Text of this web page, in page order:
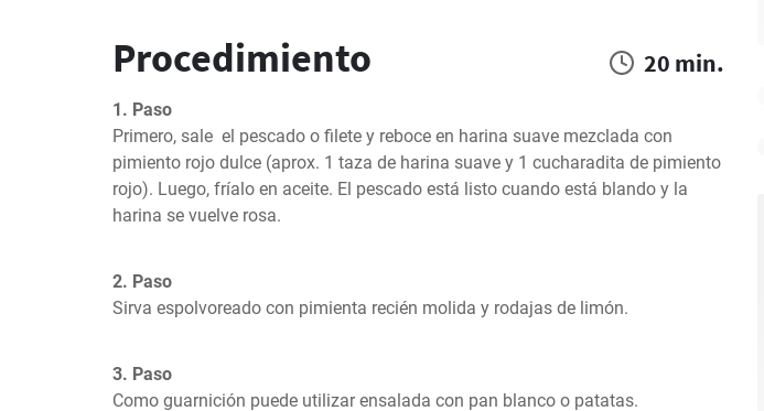
Procedimiento 20 min.
1. Paso
Primero, sale  el pescado o filete y reboce en harina suave mezclada con
pimiento rojo dulce (aprox. 1 taza de harina suave y 1 cucharadita de pimiento
rojo). Luego, fríalo en aceite. El pescado está listo cuando está blando y la
harina se vuelve rosa.
2. Paso
Sirva espolvoreado con pimienta recién molida y rodajas de limón.
3. Paso
Como guarnición puede utilizar ensalada con pan blanco o patatas.